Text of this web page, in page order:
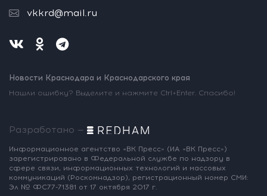
vkkrd@mail.ru
Новости Краснодара и Краснодарского края
Нашли ошибку? Выделите и нажмите Ctrl+Enter. Спасибо!
Разработано —
Информационное агентство «ВК Пресс» (ИА «ВК Пресс»)
зарегистрировано в Федеральной службе по надзору в
сфере связи, информационных технологий и массовых
коммуникаций (Роскомнадзор), регистрационный номер СМИ:
Эл № ФС77-71381 от 17 октября 2017 г.